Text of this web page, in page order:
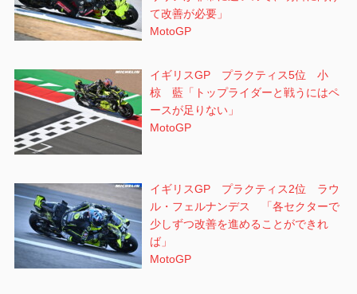
て改善が必要」
MotoGP
イギリスGP プラクティス5位 小
椋 藍「トップライダーと戦うにはペ
ースが足りない」
MotoGP
イギリスGP プラクティス2位 ラウ
ル・フェルナンデス 「各セクターで
少しずつ改善を進めることができれ
ば」
MotoGP